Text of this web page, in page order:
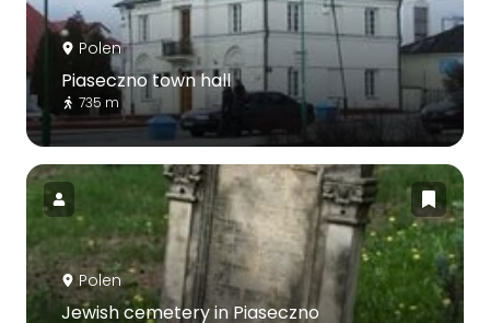
Polen
Piaseczno town hall
735 m
Polen
Jewish cemetery in Piaseczno